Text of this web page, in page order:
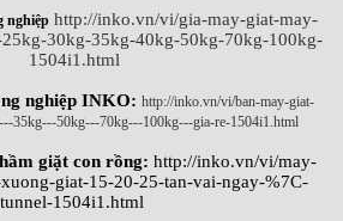
nghiệp http://inko.vn/vi/gia-may-giat-may-
30kg-35kg-40kg-50kg-70kg-100kg-
1504i1.html
nghiệp INKO: http://inko.vn/vi/ban-may-giat-
35kg---50kg---70kg---100kg---gia-re-1504i1.html
giặt con rồng: http://inko.vn/vi/may-
giat-15-20-25-tan-vai-ngay-%7C-
tunnel-1504i1.html